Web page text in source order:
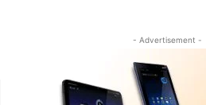
- Advertisement -